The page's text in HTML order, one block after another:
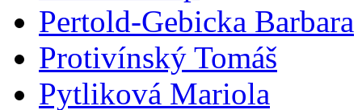
Pertold-Gebicka Barbara
Protivínský Tomáš
Pytliková Mariola